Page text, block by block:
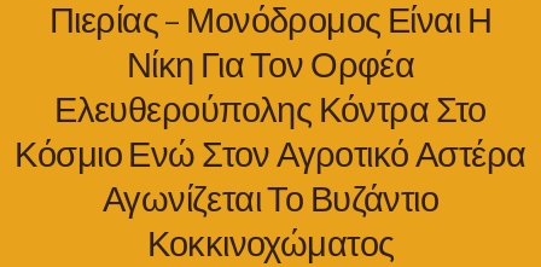
Πιερίας – Μονόδρομος Είναι Η
Νίκη Για Τον Ορφέα
Ελευθερούπολης Κόντρα Στο
Κόσμιο Ενώ Στον Αγροτικό Αστέρα
Αγωνίζεται Το Βυζάντιο
Κοκκινοχώματος